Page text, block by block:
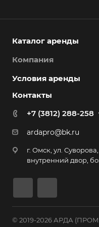
Каталог аренды
Компания
Условия аренды
Контакты
+7 (3812) 288-258
ardapro@bk.ru
г. Омск, ул.
внутренний двор,
© 2019-2026 АРДА